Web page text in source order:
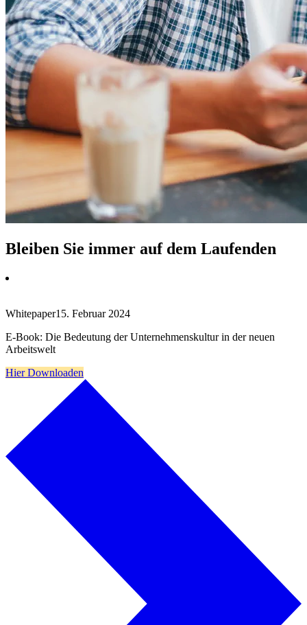
Bleiben Sie immer auf dem Laufenden
Whitepaper15. Februar 2024
E-Book: Die Bedeutung der Unternehmenskultur in der neuen
Arbeitswelt
Hier Downloaden